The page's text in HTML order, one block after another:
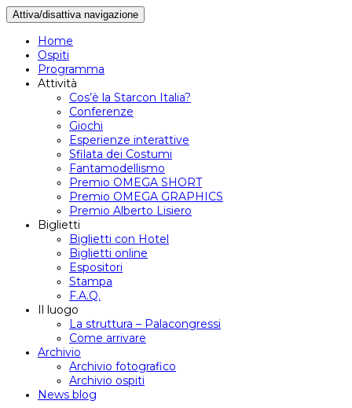
Attiva/disattiva navigazione
Home
Ospiti
Programma
Attività
Cos’è la Starcon Italia?
Conferenze
Giochi
Esperienze interattive
Sfilata dei Costumi
Fantamodellismo
Premio OMEGA SHORT
Premio OMEGA GRAPHICS
Premio Alberto Lisiero
Biglietti
Biglietti con Hotel
Biglietti online
Espositori
Stampa
F.A.Q.
Il luogo
La struttura – Palacongressi
Come arrivare
Archivio
Archivio fotografico
Archivio ospiti
News blog